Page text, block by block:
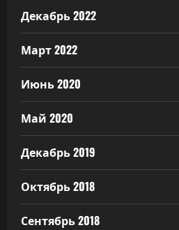
Декабрь 2022
Март 2022
Июнь 2020
Май 2020
Декабрь 2019
Октябрь 2018
Сентябрь 2018